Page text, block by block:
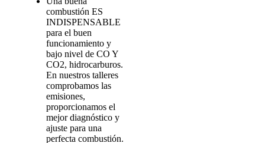
combustión ES
INDISPENSABLE
para el buen
funcionamiento y
bajo nivel de CO Y
CO2, hidrocarburos.
En nuestros talleres
comprobamos las
emisiones,
proporcionamos el
mejor diagnóstico y
ajuste para una
perfecta combustión.